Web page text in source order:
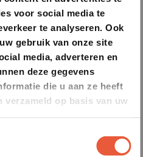
voor social media te
te analyseren. Ook
gebruik van onze site
media, adverteren en
deze gegevens
die u aan ze heeft
verzameld op basis van uw